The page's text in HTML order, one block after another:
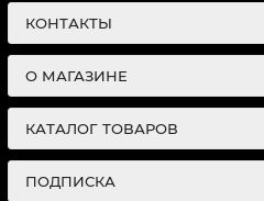
КОНТАКТЫ
О МАГАЗИНЕ
КАТАЛОГ ТОВАРОВ
ПОДПИСКА